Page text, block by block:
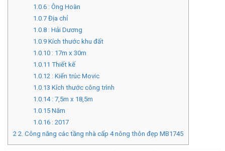
1.0.6: Ông Hoàn
1.0.7Địa chỉ
1.0.8: Hải Dương
1.0.9Kích thước khu đất
1.0.10: 17m x 30m
1.0.11 Thiết kế
1.0.12: Kiến trúc Movic
1.0.13 Kích thước công trình
1.0.14: 7,5m x 18,5m
1.0.15Năm
1.0.16: 2017
2 2. Công năng các tầng nhà cấp 4 nông thôn đẹp MB1745